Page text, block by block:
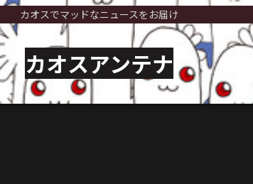
カオスでマッドなニュースをお届け
カオスアンテナ